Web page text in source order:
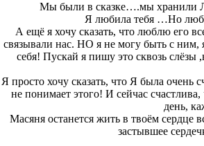
Мы были в сказке….мы хранили
Я любила тебя …Но
А ещё я хочу сказать, что люблю его
связывали нас. НО я не могу быть с
себя! Пускай я пишу это сквозь слёзы
Я просто хочу сказать, что Я была очень
не понимает этого! И сейчас
день,
Масяня останется жить в твоём сердце
застывшее